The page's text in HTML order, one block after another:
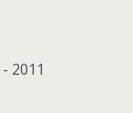
- 2011